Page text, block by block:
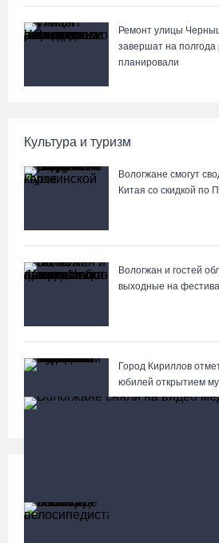
Ремонт улицы
завершат на
планировали
Культура и туризм
Вологжане смогут
Китая со скидкой по
Вологжан и гостей
выходные на
Город Кириллов
юбилей открытием